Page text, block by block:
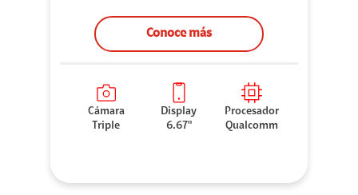
Conoce más
Cámara
Triple
Display
6.67"
Procesador
Qualcomm